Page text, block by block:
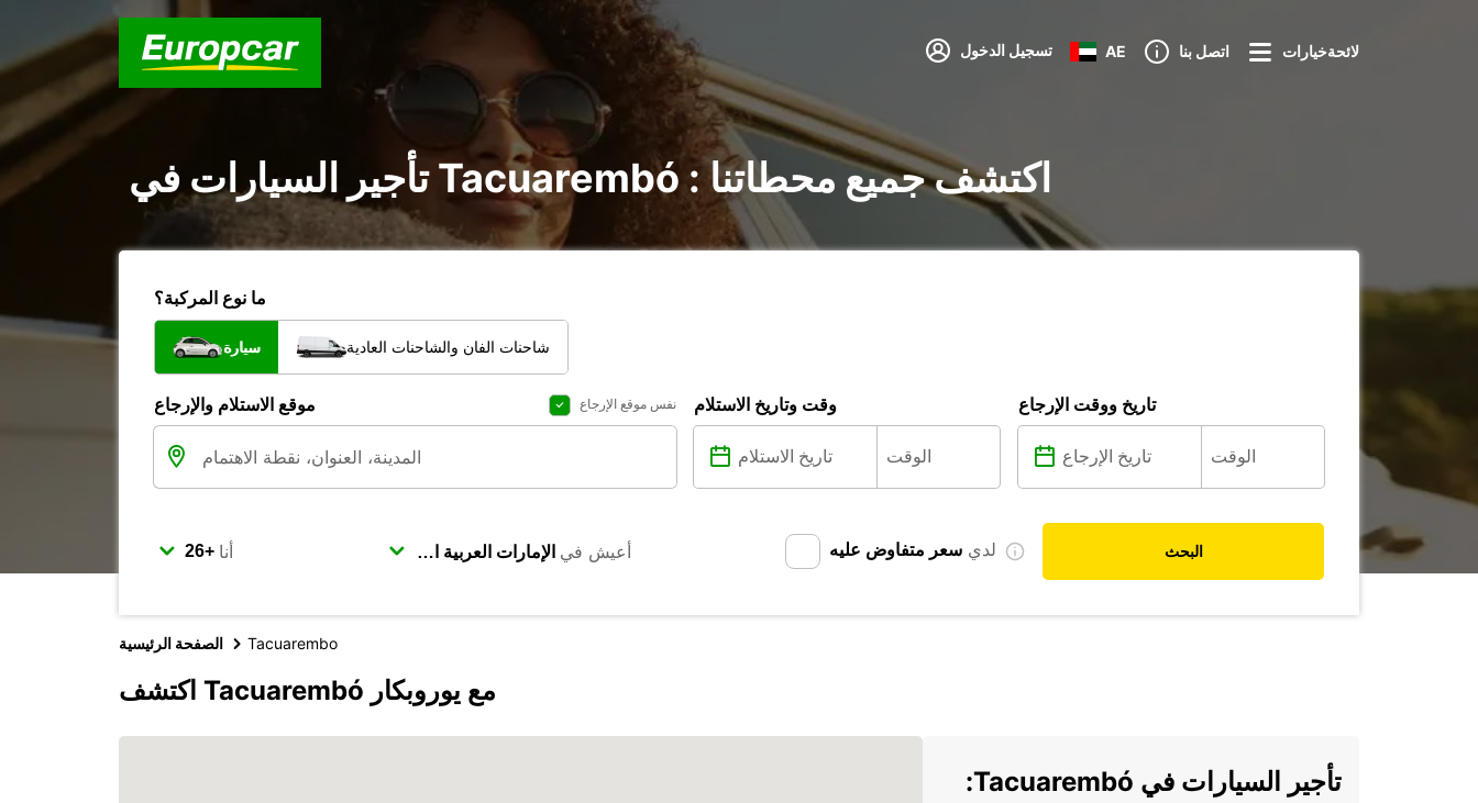
تسجيل الدخول AE اتصل بنا لائحةخيارات
تأجير السيارات في Tacuarembó : اكتشف جميع محطاتنا
ما نوع المركبة؟
سيارة شاحنات الفان والشاحنات العادية
موقع الاستلام والإرجاع نفس موقع الإرجاع وقت وتاريخ الاستلام تاريخ ووقت الإرجاع
أنا أعيش في لدي سعر متفاوض عليه البحث
الصفحة الرئيسية Tacuarembo
اكتشف Tacuarembó مع يوروبكار
تأجير السيارات في Tacuarembó: